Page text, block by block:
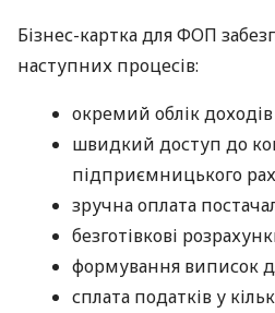
Бізнес-картка для ФОП
наступних процесів:
окремий облік доходів
швидкий доступ до
підприємницького
зручна оплата
безготівкові
формування виписок
сплата податків у